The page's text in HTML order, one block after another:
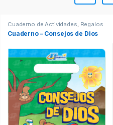
Cuaderno de Actividades, Regalos
para niños
Cuaderno – Consejos de Dios